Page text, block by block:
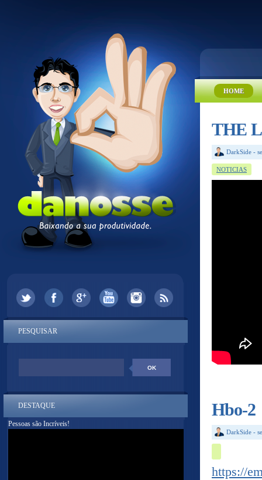
HOME
THE
DarkSide -
NOTICIAS
Hbo-2
DarkSide -
https://
PESQUISAR
DESTAQUE
Pessoas são Incríveis!